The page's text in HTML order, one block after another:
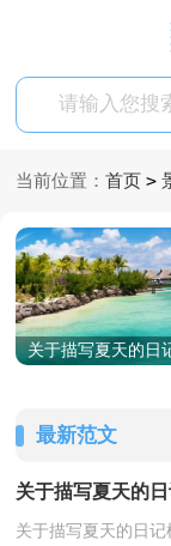
当前位置：首页 >
关于描写夏天的日
最新范文
关于描写夏天的
关于描写夏天的日